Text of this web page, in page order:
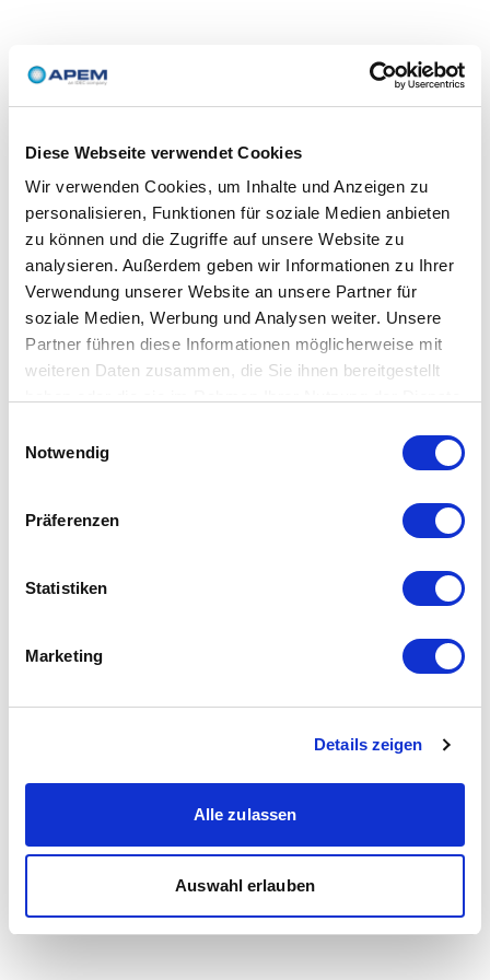
Diese Webseite verwendet Cookies
Wir verwenden Cookies, um Inhalte und Anzeigen zu
personalisieren, Funktionen für soziale Medien anbieten
zu können und die Zugriffe auf unsere Website zu
analysieren. Außerdem geben wir Informationen zu Ihrer
Verwendung unserer Website an unsere Partner für
soziale Medien, Werbung und Analysen weiter. Unsere
Partner führen diese Informationen möglicherweise mit
weiteren Daten zusammen, die Sie ihnen bereitgestellt
Notwendig
Präferenzen
Statistiken
Marketing
Details zeigen
Alle zulassen
Auswahl erlauben